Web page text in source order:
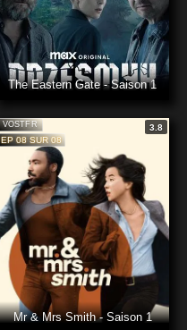
The Eastern Gate - Saison 1
VOSTFR
3.8
EP 08 SUR 08
Mr & Mrs Smith - Saison 1